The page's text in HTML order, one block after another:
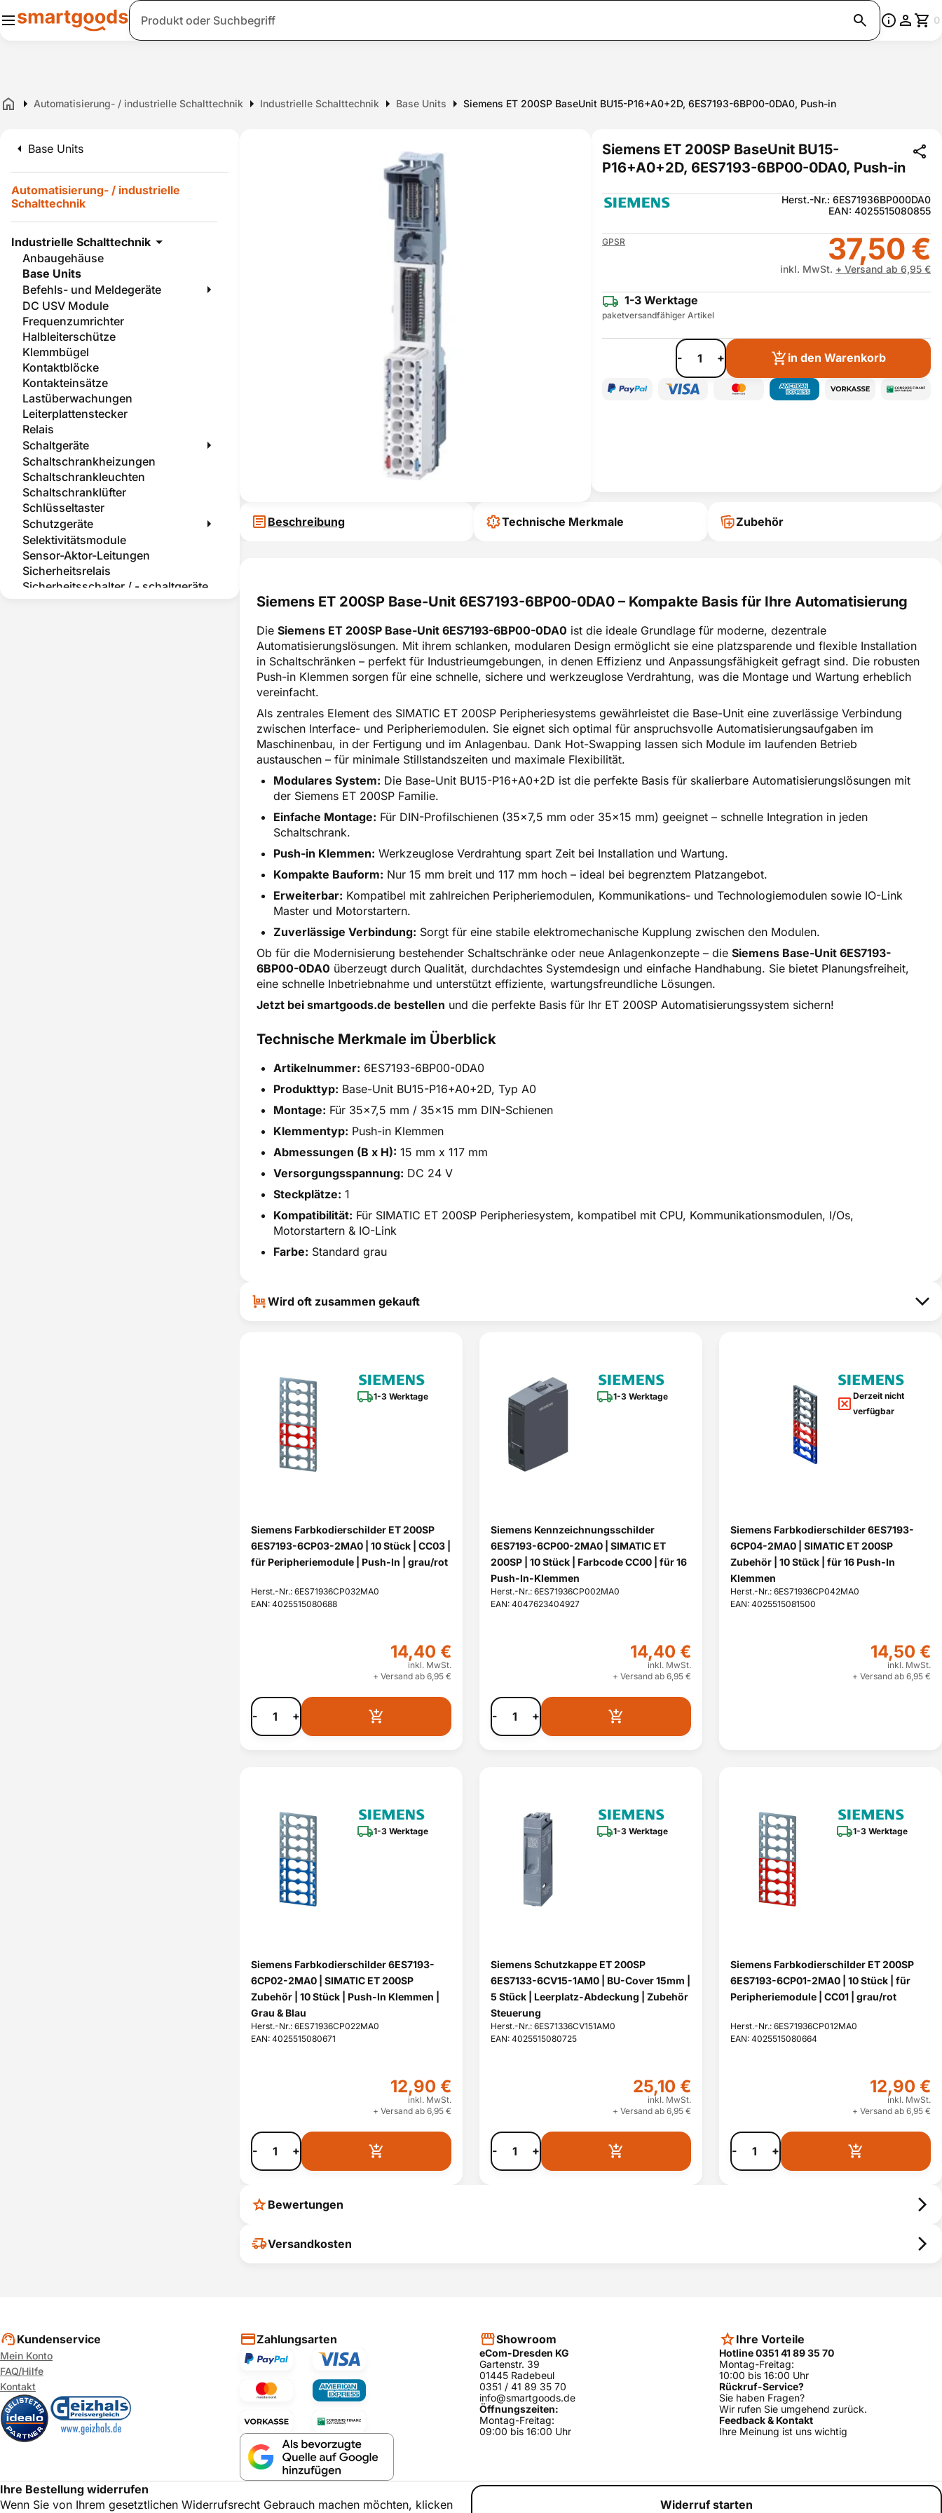
Suche 0
Home Automatisierung- / industrielle Schalttechnik Industrielle Schalttechnik Base Units Siemens ET 200SP BaseUnit BU15-P16+A0+2D, 6ES7193-6BP00-0DA0, Push-in
Base Units
Automatisierung- / industrielle
Schalttechnik
Industrielle Schalttechnik
Anbaugehäuse
Base Units
Befehls- und Meldegeräte
DC USV Module
Frequenzumrichter
Halbleiterschütze
Klemmbügel
Kontaktblöcke
Kontakteinsätze
Lastüberwachungen
Leiterplattenstecker
Relais
Schaltgeräte
Schaltschrankheizungen
Schaltschrankleuchten
Schaltschranklüfter
Schlüsseltaster
Schutzgeräte
Selektivitätsmodule
Sensor-Aktor-Leitungen
Sicherheitsrelais
Sicherheitsschalter / - schaltgeräte
Siemens ET 200SP BaseUnit BU15-
P16+A0+2D, 6ES7193-6BP00-0DA0, Push-in
Herst.-Nr.: 6ES71936BP000DA0
EAN: 4025515080855
GPSR 37,50 €
inkl. MwSt. + Versand ab 6,95 €
1-3 Werktage
paketversandfähiger Artikel
- + in den Warenkorb
Beschreibung Technische Merkmale Zubehör
Siemens ET 200SP Base-Unit 6ES7193-6BP00-0DA0 – Kompakte Basis für Ihre Automatisierung
Die Siemens ET 200SP Base-Unit 6ES7193-6BP00-0DA0 ist die ideale Grundlage für moderne, dezentrale
Automatisierungslösungen. Mit ihrem schlanken, modularen Design ermöglicht sie eine platzsparende und flexible Installation
in Schaltschränken – perfekt für Industrieumgebungen, in denen Effizienz und Anpassungsfähigkeit gefragt sind. Die robusten
Push-in Klemmen sorgen für eine schnelle, sichere und werkzeuglose Verdrahtung, was die Montage und Wartung erheblich
vereinfacht.
Als zentrales Element des SIMATIC ET 200SP Peripheriesystems gewährleistet die Base-Unit eine zuverlässige Verbindung
zwischen Interface- und Peripheriemodulen. Sie eignet sich optimal für anspruchsvolle Automatisierungsaufgaben im
Maschinenbau, in der Fertigung und im Anlagenbau. Dank Hot-Swapping lassen sich Module im laufenden Betrieb
austauschen – für minimale Stillstandszeiten und maximale Flexibilität.
Modulares System: Die Base-Unit BU15-P16+A0+2D ist die perfekte Basis für skalierbare Automatisierungslösungen mit
der Siemens ET 200SP Familie.
Einfache Montage: Für DIN-Profilschienen (35x7,5 mm oder 35x15 mm) geeignet – schnelle Integration in jeden
Schaltschrank.
Push-in Klemmen: Werkzeuglose Verdrahtung spart Zeit bei Installation und Wartung.
Kompakte Bauform: Nur 15 mm breit und 117 mm hoch – ideal bei begrenztem Platzangebot.
Erweiterbar: Kompatibel mit zahlreichen Peripheriemodulen, Kommunikations- und Technologiemodulen sowie IO-Link
Master und Motorstartern.
Zuverlässige Verbindung: Sorgt für eine stabile elektromechanische Kupplung zwischen den Modulen.
Ob für die Modernisierung bestehender Schaltschränke oder neue Anlagenkonzepte – die Siemens Base-Unit 6ES7193-
6BP00-0DA0 überzeugt durch Qualität, durchdachtes Systemdesign und einfache Handhabung. Sie bietet Planungsfreiheit,
eine schnelle Inbetriebnahme und unterstützt effiziente, wartungsfreundliche Lösungen.
Jetzt bei smartgoods.de bestellen und die perfekte Basis für Ihr ET 200SP Automatisierungssystem sichern!
Technische Merkmale im Überblick
Artikelnummer: 6ES7193-6BP00-0DA0
Produkttyp: Base-Unit BU15-P16+A0+2D, Typ A0
Montage: Für 35x7,5 mm / 35x15 mm DIN-Schienen
Klemmentyp: Push-in Klemmen
Abmessungen (B x H): 15 mm x 117 mm
Versorgungsspannung: DC 24 V
Steckplätze: 1
Kompatibilität: Für SIMATIC ET 200SP Peripheriesystem, kompatibel mit CPU, Kommunikationsmodulen, I/Os,
Motorstartern & IO-Link
Farbe: Standard grau
Wird oft zusammen gekauft
1-3 Werktage
Siemens Farbkodierschilder ET 200SP
6ES7193-6CP03-2MA0 | 10 Stück | CC03 |
für Peripheriemodule | Push-In | grau/rot
Herst.-Nr.: 6ES71936CP032MA0
EAN: 4025515080688
14,40 €
inkl. MwSt.
+ Versand ab 6,95 €
- +
1-3 Werktage
Siemens Kennzeichnungsschilder
6ES7193-6CP00-2MA0 | SIMATIC ET
200SP | 10 Stück | Farbcode CC00 | für 16
Push-In-Klemmen
Herst.-Nr.: 6ES71936CP002MA0
EAN: 4047623404927
14,40 €
inkl. MwSt.
+ Versand ab 6,95 €
- +
Derzeit nicht
verfügbar
Siemens Farbkodierschilder 6ES7193-
6CP04-2MA0 | SIMATIC ET 200SP
Zubehör | 10 Stück | für 16 Push-In
Klemmen
Herst.-Nr.: 6ES71936CP042MA0
EAN: 4025515081500
14,50 €
inkl. MwSt.
+ Versand ab 6,95 €
1-3 Werktage
Siemens Farbkodierschilder 6ES7193-
6CP02-2MA0 | SIMATIC ET 200SP
Zubehör | 10 Stück | Push-In Klemmen |
Grau & Blau
Herst.-Nr.: 6ES71936CP022MA0
EAN: 4025515080671
12,90 €
inkl. MwSt.
+ Versand ab 6,95 €
- +
1-3 Werktage
Siemens Schutzkappe ET 200SP
6ES7133-6CV15-1AM0 | BU-Cover 15mm |
5 Stück | Leerplatz-Abdeckung | Zubehör
Steuerung
Herst.-Nr.: 6ES71336CV151AM0
EAN: 4025515080725
25,10 €
inkl. MwSt.
+ Versand ab 6,95 €
- +
1-3 Werktage
Siemens Farbkodierschilder ET 200SP
6ES7193-6CP01-2MA0 | 10 Stück | für
Peripheriemodule | CC01 | grau/rot
Herst.-Nr.: 6ES71936CP012MA0
EAN: 4025515080664
12,90 €
inkl. MwSt.
+ Versand ab 6,95 €
- +
Bewertungen
Ihr Feedback hilft uns, uns ständig zu
Versandkosten
Kundenservice
Mein Konto
FAQ/Hilfe
Kontakt
Zahlungsarten Showroom
eCom-Dresden KG
Gartenstr. 39
01445 Radebeul
0351 / 41 89 35 70
info@smartgoods.de
Öffnungszeiten:
Montag-Freitag:
09:00 bis 16:00 Uhr
Ihre Vorteile
Hotline 0351 41 89 35 70
Montag-Freitag:
10:00 bis 16:00 Uhr
Rückruf-Service?
Sie haben Fragen?
Wir rufen Sie umgehend zurück.
Feedback & Kontakt
Ihre Meinung ist uns wichtig
Ihre Bestellung widerrufen
Wenn Sie von Ihrem gesetztlichen Widerrufsrecht Gebrauch machen möchten, klicken
Widerruf starten